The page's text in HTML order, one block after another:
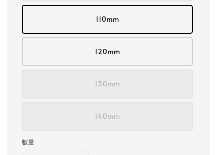
110mm
120mm
130mm
140mm
數量